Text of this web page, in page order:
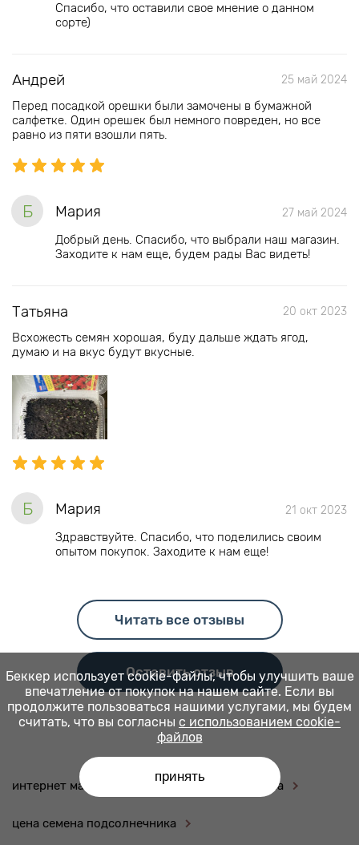
Спасибо, что оставили свое мнение о данном
сорте)
Андрей 25 май 2024
Перед посадкой орешки были замочены в бумажной
салфетке. Один орешек был немного повреден, но все
равно из пяти взошли пять.
Б Мария 27 май 2024
Добрый день. Спасибо, что выбрали наш магазин.
Заходите к нам еще, будем рады Вас видеть!
Татьяна 20 окт 2023
Всхожесть семян хорошая, буду дальше ждать ягод,
думаю и на вкус будут вкусные.
Б Мария 21 окт 2023
Здравствуйте. Спасибо, что поделились своим
опытом покупок. Заходите к нам еще!
Читать все отзывы
Оставить отзыв
интернет магазин сзр цветок канна цена
цена семена подсолнечника
Беккер использует cookie-файлы, чтобы улучшить ваше
впечатление от покупок на нашем сайте. Если вы
продолжите пользоваться нашими услугами, мы будем
считать, что вы согласны с использованием cookie-
файлов
принять